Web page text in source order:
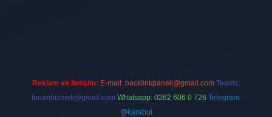
Reklam ve İletişim: E-mail: backlinkpaneli@gmail.com Teams:
forumhizmeti@gmail.com Whatsapp: 0262 606 0 726 Telegram:
@karabul